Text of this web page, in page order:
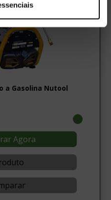
a Gasolina Nutool
Agora